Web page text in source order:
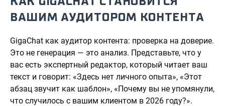
ВАШИМ АУДИТОРОМ КОНТЕНТА
GigaChat как аудитор контента: проверка на доверие.
Это не генерация — это анализ. Представьте, что у
вас есть экспертный редактор, который читает ваш
текст и говорит: «Здесь нет личного опыта», «Этот
абзац звучит как шаблон», «Почему вы не упомянули,
что случилось с вашим клиентом в 2026 году?».